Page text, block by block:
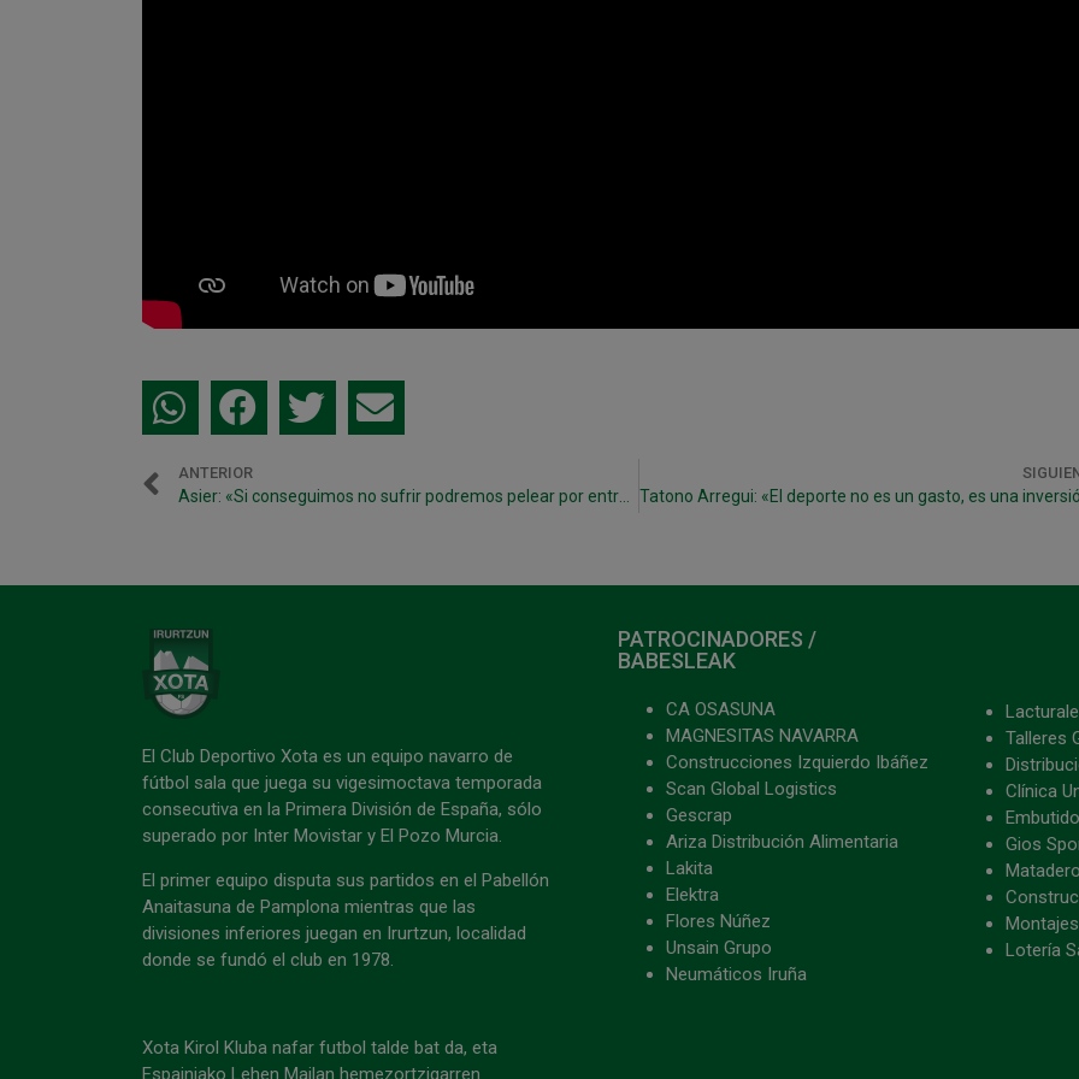
ANTERIOR
Asier: «Si conseguimos no sufrir podremos pelear por entrar en Copa o Play Off»
El Club Deportivo Xota es un equipo navarro de
fútbol sala que juega su vigesimoctava temporada
consecutiva en la Primera División de España, sólo
superado por Inter Movistar y El Pozo Murcia.
El primer equipo disputa sus partidos en el Pabellón
Anaitasuna de Pamplona mientras que las
divisiones inferiores juegan en Irurtzun, localidad
donde se fundó el club en 1978.
Xota Kirol Kluba nafar futbol talde bat da, eta
Espainiako Lehen Mailan hemezortzigarren
PATROCINADORES /
BABESLEAK
CA OSASUNA
MAGNESITAS NAVARRA
Construcciones Izquierdo Ibáñez
Scan Global Logistics
Gescrap
Ariza Distribución Alimentaria
Lakita
Elektra
Flores Núñez
Unsain Grupo
Neumáticos Iruña
Lacturale
Talleres
Clínica
Gios
Lotería